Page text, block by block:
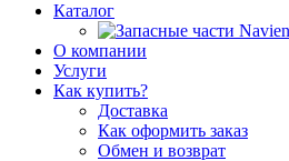
Каталог
О компании
Услуги
Как купить?
Доставка
Как оформить заказ
Обмен и возврат